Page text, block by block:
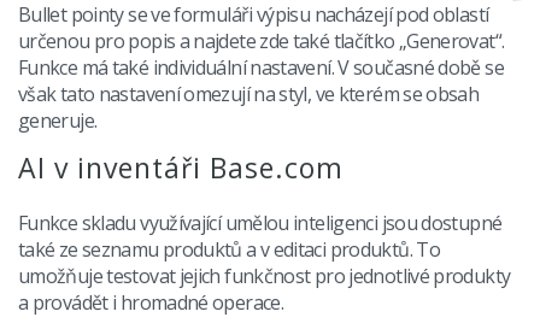
Bullet pointy se ve formuláři výpisu nacházejí pod oblastí
určenou pro popis a najdete zde také tlačítko „Generovat“.
Funkce má také individuální nastavení. V současné době se
však tato nastavení omezují na styl, ve kterém se obsah
generuje.
AI v inventáři Base.com
Funkce skladu využívající umělou inteligenci jsou dostupné
také ze seznamu produktů a v editaci produktů. To
umožňuje testovat jejich funkčnost pro jednotlivé produkty
a provádět i hromadné operace.